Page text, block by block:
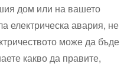
дом или на вашето
електрическа авария, не
може да бъде
какво да правите,